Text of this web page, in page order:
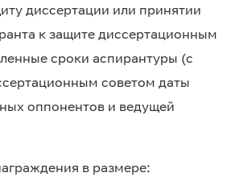
диссертации или принятии
к защите диссертационным
сроки аспирантуры (с
советом даты
оппонентов и ведущей
в размере: